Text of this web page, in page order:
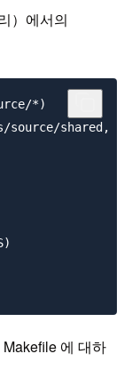
）에서의
*)
shared,
에 대하